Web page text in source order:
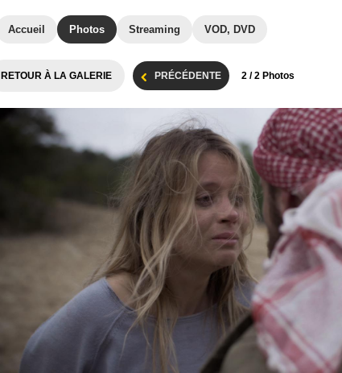
Accueil Photos Streaming VOD, DVD
RETOUR À LA GALERIE PRÉCÉDENTE 2 / 2 Photos